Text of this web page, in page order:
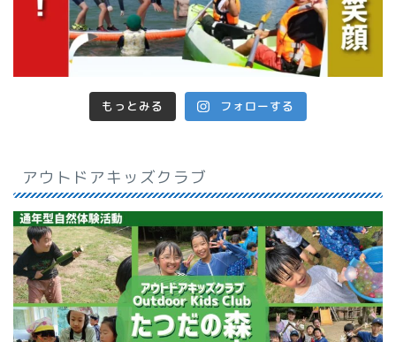
もっとみる フォローする
アウトドアキッズクラブ